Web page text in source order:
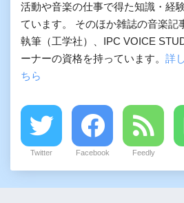
活動や音楽の仕事で得た知識・経
ています。 そのほか雑誌の音楽記
執筆（工学社）、IPC VOICE
ーナーの資格を持っています。 詳
ちら
Twitter Facebook Feedly